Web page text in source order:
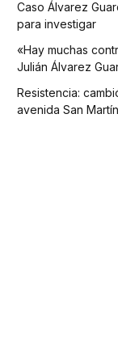
Caso Álvarez
para investigar
«Hay muchas
Julián Álvarez
Resistencia:
avenida San